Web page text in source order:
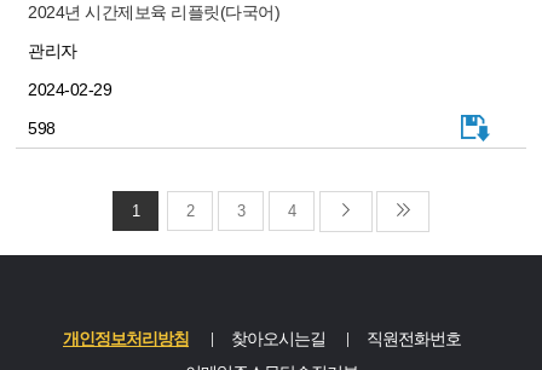
2024년 시간제보육 리플릿(다국어)
관리자
2024-02-29
598
1 2 3 4
개인정보처리방침 찾아오시는길
직원전화번호